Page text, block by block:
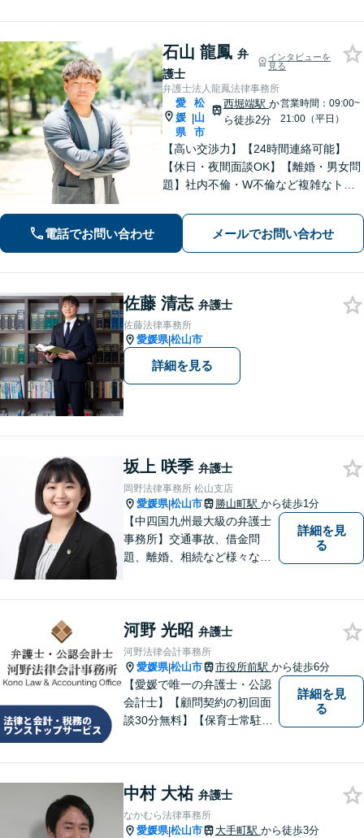
石山 龍鳳 弁
護士
インタビューを
見る
弁護士法人龍鳳法律事務所
愛
媛
県
|
松
山
市
西堀端駅 か
ら徒歩2分
営業時間：09:00~
21:00（平日）
【高い交渉力】【24時間連絡可能】
【休日・夜間面談OK】【離婚・男女問
題】社内不倫・W不倫など複雑なトラ
求や退職代行もお受けします。【刑事
事件】刑事事件は１分１秒が勝負で
す。迅速に対応します。
電話でお問い合わせ メールでお問い合わせ
佐藤 清志 弁護士
佐藤法律事務所
愛媛県|松山市
詳細を見る
坂上 咲季 弁護士
岡野法律事務所 松山支店
愛媛県|松山市 勝山町駅 から徒歩1分
【中四国九州最大級の弁護士
事務所】交通事故、借金問
題、離婚、相続など様々な問
い！
詳細を見
る
河野 光昭 弁護士
河野法律会計事務所
愛媛県|松山市 市役所前駅 から徒歩6分
【愛媛で唯一の弁護士・公認
会計士】【顧問契約の初回面
談30分無料】【保育士常駐】
せください。
詳細を見
る
中村 大祐 弁護士
なかむら法律事務所
愛媛県|松山市 大手町駅 から徒歩3分